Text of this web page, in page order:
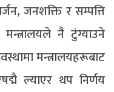
जनशक्ति र सम्पत्ति
नै टुंग्याउने
मन्त्रालयहरूबाट
ल्याएर थप निर्णय